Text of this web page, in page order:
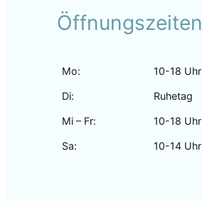
Öffnungszeiten
Mo: 10-18 Uhr
Di: Ruhetag
Mi – Fr: 10-18 Uhr
Sa: 10-14 Uhr